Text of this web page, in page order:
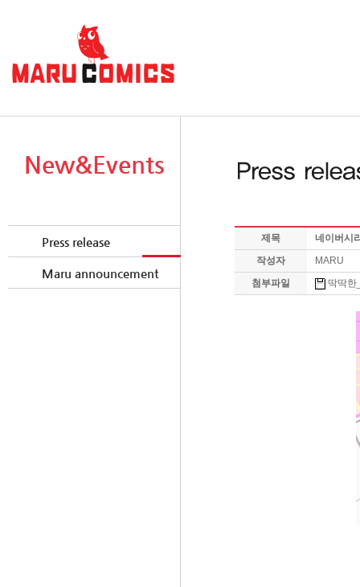
New&Events
Press release
Maru announcement
제목
네이버시
작성자
MARU
첨부파일
딱딱한